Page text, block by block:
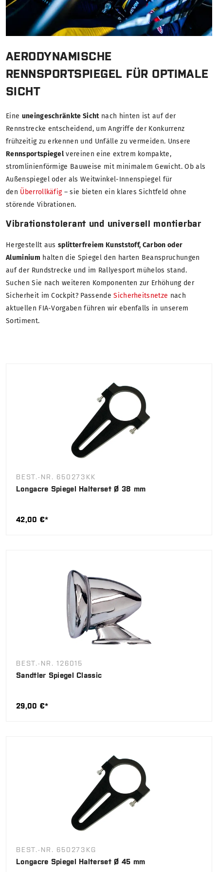
AERODYNAMISCHE
RENNSPORTSPIEGEL FÜR OPTIMALE
SICHT
Eine uneingeschränkte Sichtnach hinten ist auf der
Rennstrecke entscheidend, um Angriffe der Konkurrenz
frühzeitig zu erkennen und Unfälle zu vermeiden. Unsere
Rennsportspiegel vereinen eine extrem kompakte,
stromlinienförmige Bauweise mit minimalem Gewicht. Ob als
Außenspiegel oder als Weitwinkel-Innenspiegel für
den Überrollkäfig– sie bieten ein klares Sichtfeld ohne
störende Vibrationen.
Vibrationstolerant und universell montierbar
Hergestellt aussplitterfreiem Kunststoff, Carbon oder
Aluminium halten die Spiegel den harten Beanspruchungen
auf der Rundstrecke und im Rallyesport mühelos stand.
Suchen Sie nach weiteren Komponenten zur Erhöhung der
Sicherheit im Cockpit? PassendeSicherheitsnetze nach
aktuellen FIA-Vorgaben führen wir ebenfalls in unserem
Sortiment.
BEST.-NR. 650273KK
Longacre Spiegel Halterset Ø 38 mm
42,00 €*
BEST.-NR. 126015
Sandtler Spiegel Classic
29,00 €*
BEST.-NR. 650273KG
Longacre Spiegel Halterset Ø 45 mm